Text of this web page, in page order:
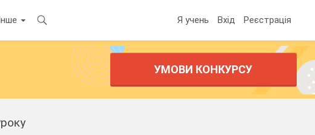
Я учень Вхід Реєстрація
УМОВИ КОНКУРСУ